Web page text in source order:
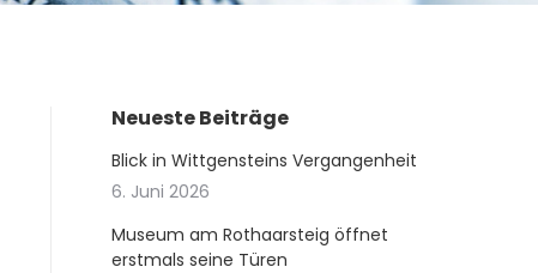
Neueste Beiträge
Blick in Wittgensteins Vergangenheit
6. Juni 2026
Museum am Rothaarsteig öffnet
erstmals seine Türen